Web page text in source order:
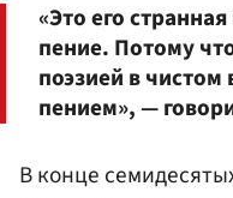
«Это его
пение. Потому
поэзией в чистом
пением», —
В конце